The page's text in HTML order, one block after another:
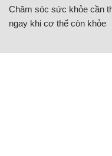
Chăm sóc sức khỏe cần
ngay khi cơ thể còn khỏe